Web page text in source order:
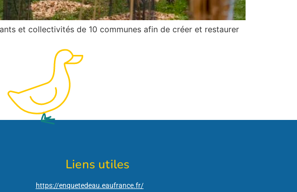
et collectivités de 10 communes afin de créer et restaurer
Liens utiles
https://enquetedeau.eaufrance.fr/